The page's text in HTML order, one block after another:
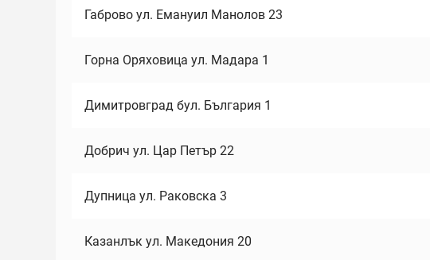
Габрово ул. Емануил Манолов 23
Горна Оряховица ул. Мадара 1
Димитровград бул. България 1
Добрич ул. Цар Петър 22
Дупница ул. Раковска 3
Казанлък ул. Македония 20